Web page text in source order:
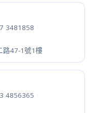
3481858 ·
路47-1號1樓
4856365 ·